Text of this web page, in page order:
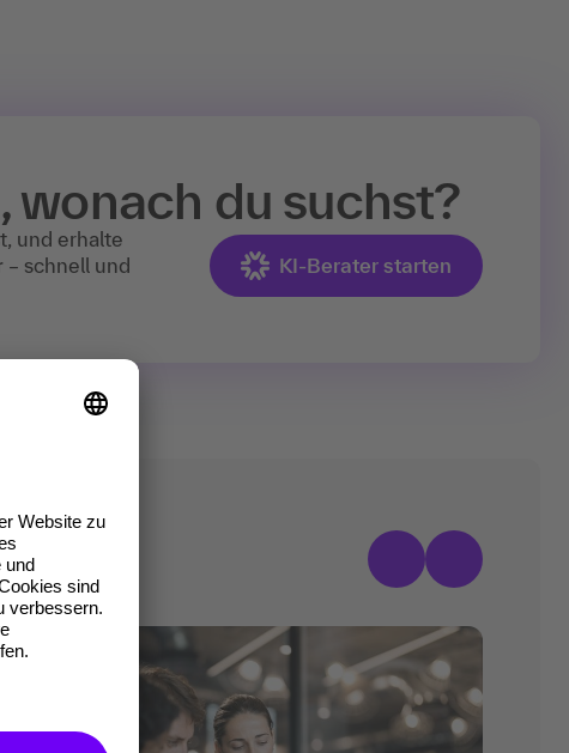
du suchst?
und erhalte
– schnell und
KI-Berater starten